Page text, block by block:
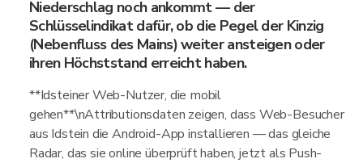
Niederschlag noch ankommt — der
Schlüsselindikat dafür, ob die Pegel der Kinzig
(Nebenfluss des Mains) weiter ansteigen oder
ihren Höchststand erreicht haben.
**Idsteiner Web-Nutzer, die mobil
gehen**\nAttributionsdaten zeigen, dass Web-Besucher
aus Idstein die Android-App installieren — das gleiche
Radar, das sie online überprüft haben, jetzt als Push-